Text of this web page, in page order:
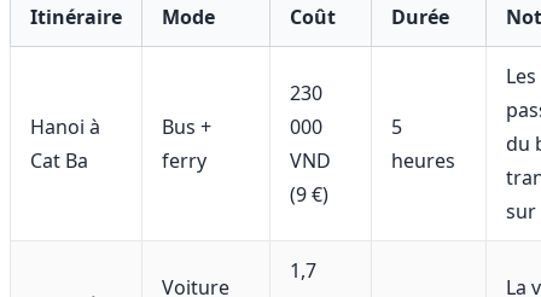
Itinéraire Mode Coût Durée
Hanoi à
Cat Ba
Bus +
ferry
230
000
VND
(9 €)
5
heures
Les
du
sur
Voiture
1,7
La